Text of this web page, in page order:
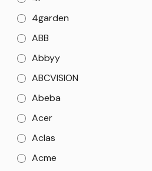
4garden
ABB
Abbyy
ABCVISION
Abeba
Acer
Aclas
Acme